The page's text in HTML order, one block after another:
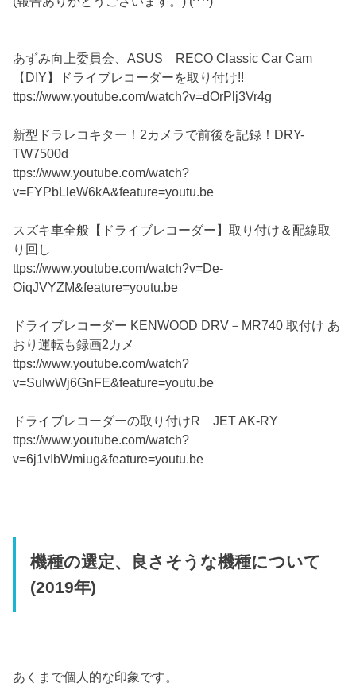
あずみ向上委員会、ASUS RECO Classic Car Cam
【DIY】ドライブレコーダーを取り付け!!
ttps://www.youtube.com/watch?v=dOrPlj3Vr4g
新型ドラレコキター！2カメラで前後を記録！DRY-
TW7500d
ttps://www.youtube.com/watch?
v=FYPbLleW6kA&feature=youtu.be
スズキ車全般【ドライブレコーダー】取り付け＆配線取
り回し
ttps://www.youtube.com/watch?v=De-
OiqJVYZM&feature=youtu.be
ドライブレコーダー KENWOOD DRV－MR740 取付け あ
おり運転も録画2カメ
ttps://www.youtube.com/watch?
v=SulwWj6GnFE&feature=youtu.be
ドライブレコーダーの取り付けR JET AK-RY
ttps://www.youtube.com/watch?
v=6j1vIbWmiug&feature=youtu.be
機種の選定、良さそうな機種について
(2019年)
あくまで個人的な印象です。